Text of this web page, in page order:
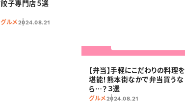
餃子専門店５選
グルメ2024.08.21
【弁当】手軽にこだわりの料理を
堪能！熊本街なかで弁当買うな
ら…？３選
グルメ2024.08.21